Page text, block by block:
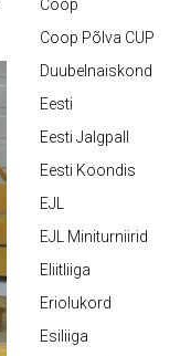
Coop
Coop Põlva CUP
Duubelnaiskond
Eesti
Eesti Jalgpall
Eesti Koondis
EJL
EJL Miniturniirid
Eliitliiga
Eriolukord
Esiliiga